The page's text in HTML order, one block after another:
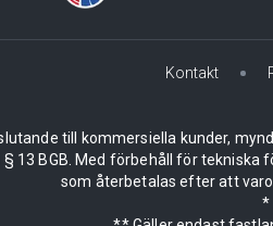
Kontakt
till kommersiella kunder,
13 BGB. Med förbehåll för
som återbetalas efter att
*